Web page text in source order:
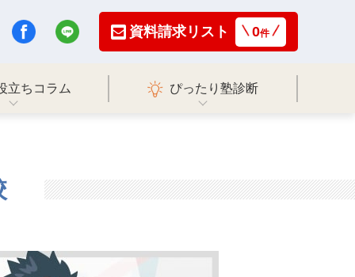
資料請求リスト 0件
立ちコラム ぴったり塾診断